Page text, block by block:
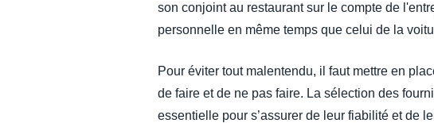
son conjoint au restaurant sur le compte de
personnelle en même temps que celui de la
Pour éviter tout malentendu, il faut mettre en
de faire et de ne pas faire. La sélection des
essentielle pour s’assurer de leur fiabilité et de